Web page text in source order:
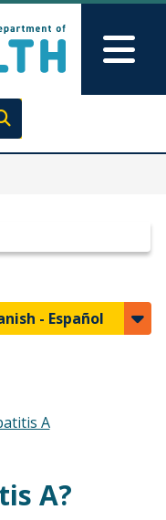
Execute search
- Español
A
A?